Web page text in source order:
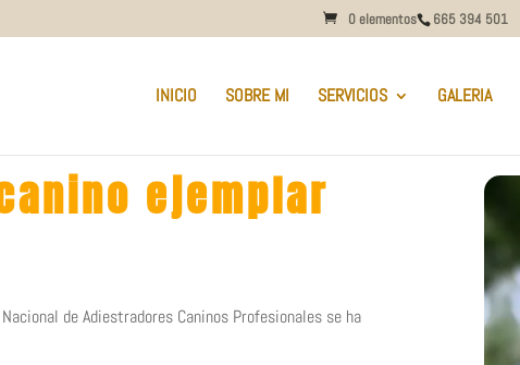
665 394 501
0 elementos
INICIO SOBRE MI SERVICIOS GALERIA
ejemplar
de Adiestradores Caninos Profesionales se ha